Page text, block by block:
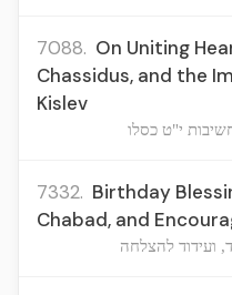
7088. On Uniting
Chassidus, and the
Kislev
י"ט כסלו
7332. Birthday
Chabad, and
ועידוד להצלחה